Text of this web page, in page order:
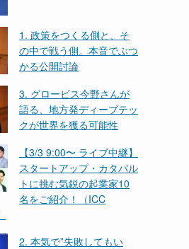
1. 政策をつくる側と、そ
の中で戦う側。本音でぶつ
かる公開討論
3. グロービス今野さんが
語る、地方発ディープテッ
クが世界を獲る可能性
【3/3 9:00〜 ライブ中継】
スタートアップ・カタパル
トに挑む気鋭の起業家10
名をご紹介！（ICC
2. 本気で”失敗してもい